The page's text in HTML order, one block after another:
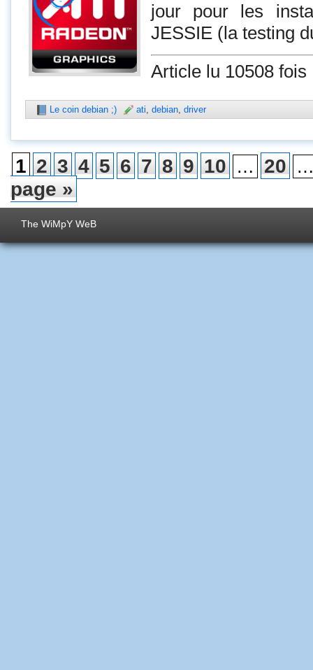
jour pour les
JESSIE (la testing
Article lu 10508 fois
Le coin debian ;) ati, debian, driver
1 2 3 4 5 6 7 8 9 10 … 20
page »
The WiMpY WeB